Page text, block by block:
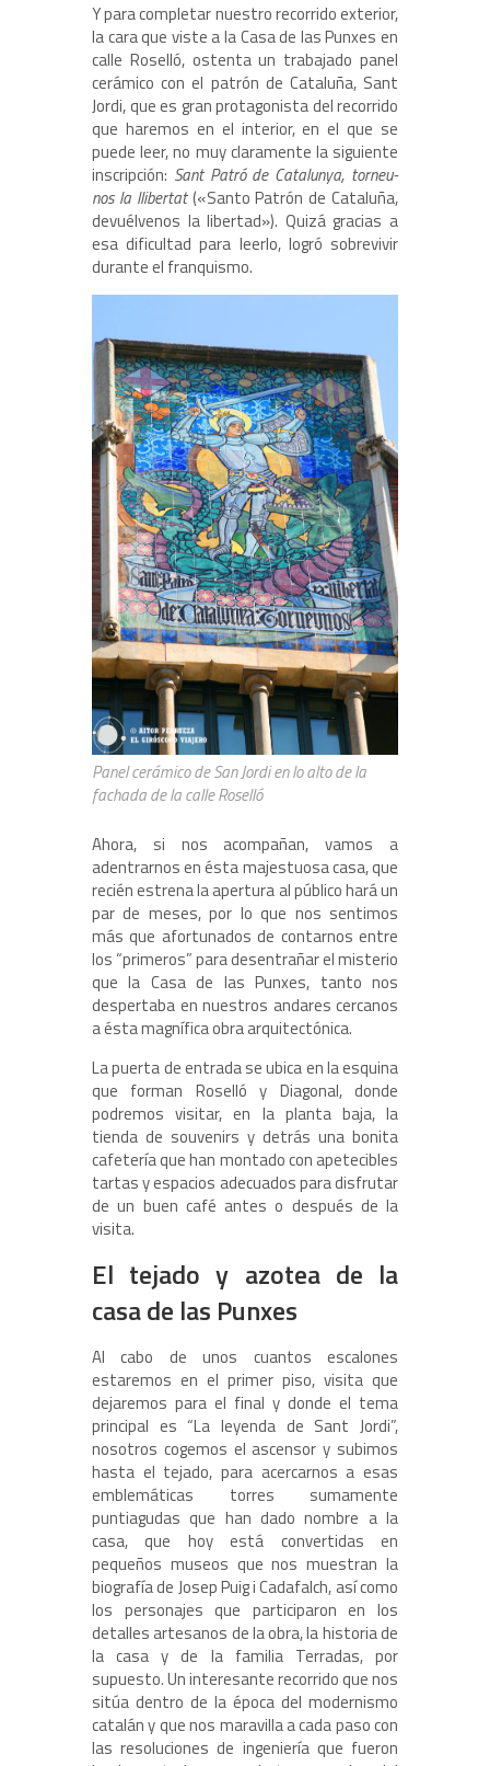
Y para completar nuestro recorrido exterior,
la cara que viste a la Casa de las Punxes en
calle Roselló, ostenta un trabajado panel
cerámico con el patrón de Cataluña, Sant
Jordi, que es gran protagonista del recorrido
que haremos en el interior, en el que se
puede leer, no muy claramente la siguiente
inscripción: Sant Patró de Catalunya, torneu-
nos la llibertat(«Santo Patrón de Cataluña,
devuélvenos la libertad»). Quizá gracias a
esa dificultad para leerlo, logró sobrevivir
durante el franquismo.
Panel cerámico de San Jordi en lo alto de la
fachada de la calle Roselló
Ahora, si nos acompañan, vamos a
adentrarnos en ésta majestuosa casa, que
recién estrena la apertura al público hará un
par de meses, por lo que nos sentimos
más que afortunados de contarnos entre
los “primeros” para desentrañar el misterio
que la Casa de las Punxes, tanto nos
despertaba en nuestros andares cercanos
a ésta magnífica obra arquitectónica.
La puerta de entrada se ubica en la esquina
que forman Roselló y Diagonal, donde
podremos visitar, en la planta baja, la
tienda de souvenirs y detrás una bonita
cafetería que han montado con apetecibles
tartas y espacios adecuados para disfrutar
de un buen café antes o después de la
visita.
El tejado y azotea de la
casa de las Punxes
Al cabo de unos cuantos escalones
estaremos en el primer piso, visita que
dejaremos para el final y donde el tema
principal es “La leyenda de Sant Jordi”,
nosotros cogemos el ascensor y subimos
hasta el tejado, para acercarnos a esas
emblemáticas torres sumamente
puntiagudas que han dado nombre a la
casa, que hoy está convertidas en
pequeños museos que nos muestran la
biografía de Josep Puig i Cadafalch, así como
los personajes que participaron en los
detalles artesanos de la obra, la historia de
la casa y de la familia Terradas, por
supuesto. Un interesante recorrido que nos
sitúa dentro de la época del modernismo
catalán y que nos maravilla a cada paso con
las resoluciones de ingeniería que fueron